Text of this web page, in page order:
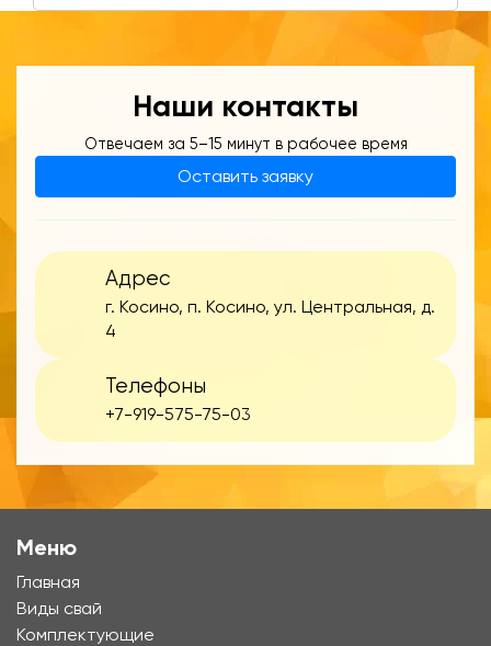
Наши контакты
Отвечаем за 5–15 минут в рабочее время
Оставить заявку
Адрес
г. Косино, п. Косино, ул. Центральная, д.
4
Телефоны
+7-919-575-75-03
Меню
Главная
Виды свай
Комплектующие